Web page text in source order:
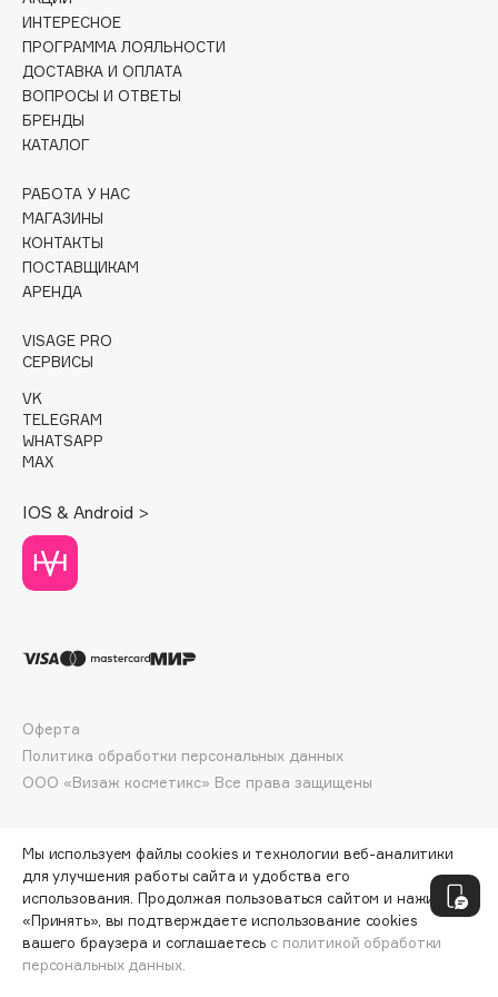
Collagenina
Consly
Corimo
CosRX
Cunzite
Curaprox
d'Alba
DARLING*
Darphin
Deonica
Dessange
Dior
Dolomit
DP Daily Perfection
Dr. Vranjes Firenze
Dr.Althea
Dr.Jart+
DSD de Luxe
Dyson
ДОБАВИТЬ В КОРЗИНУ
ИНТЕРЕСНОЕ
ПРОГРАММА ЛОЯЛЬНОСТИ
ДОСТАВКА И ОПЛАТА
ВОПРОСЫ И ОТВЕТЫ
БРЕНДЫ
КАТАЛОГ
РАБОТА У НАС
МАГАЗИНЫ
КОНТАКТЫ
ПОСТАВЩИКАМ
АРЕНДА
VISAGE PRO
СЕРВИСЫ
VK
TELEGRAM
WHATSAPP
MAX
IOS & Android >
ООО «Визаж косметикс» Все права защищены
Оферта
Политика обработки персональных данных
Мы используем файлы cookies и технологии веб-аналитики
для улучшения работы сайта и удобства его
использования. Продолжая пользоваться сайтом и нажимая
«Принять», вы подтверждаете использование cookies
вашего браузера и соглашаетесь с политикой обработки
персональных данных.